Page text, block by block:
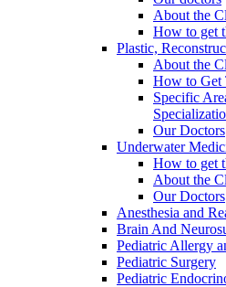
About the
How to get
Plastic,
About the
How to Get
Specific
Our Doctors
Underwater
How to get
About the
Our Doctors
Anesthesia and
Brain And
Pediatric Allergy
Pediatric Surgery
Pediatric